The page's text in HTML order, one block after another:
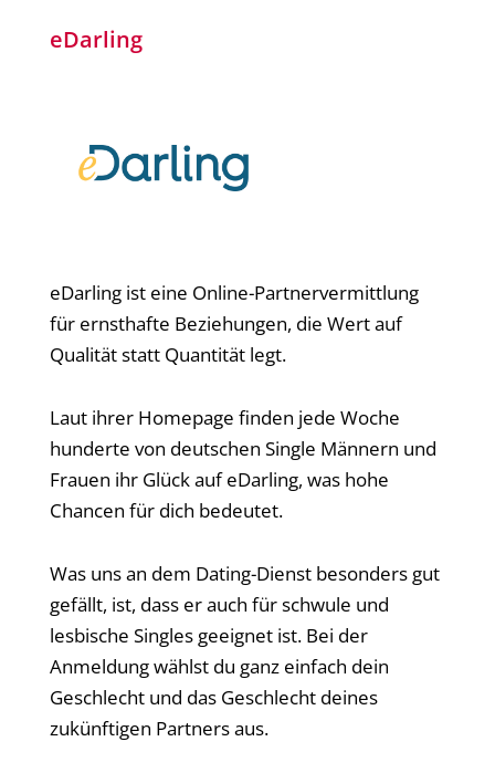
eDarling
eDarling ist eine Online-Partnervermittlung
für ernsthafte Beziehungen, die Wert auf
Qualität statt Quantität legt.
Laut ihrer Homepage finden jede Woche
hunderte von deutschen Single Männern und
Frauen ihr Glück auf eDarling, was hohe
Chancen für dich bedeutet.
Was uns an dem Dating-Dienst besonders gut
gefällt, ist, dass er auch für schwule und
lesbische Singles geeignet ist. Bei der
Anmeldung wählst du ganz einfach dein
Geschlecht und das Geschlecht deines
zukünftigen Partners aus.